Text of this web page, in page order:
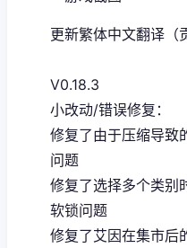
更新繁体中文翻译（
V0.18.3
小改动/错误修复：
修复了由于压缩导致
问题
修复了选择多个类别
软锁问题
修复了艾因在集市后